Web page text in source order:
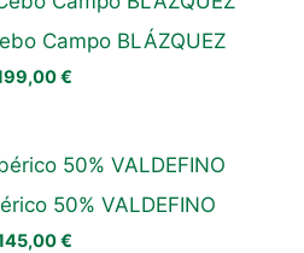
Campo BLÁZQUEZ
€
50% VALDEFINO
€